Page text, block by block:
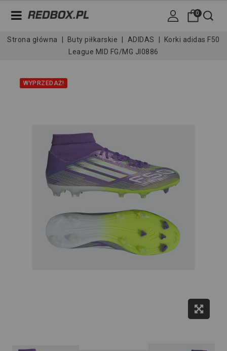
0
Strona główna Buty piłkarskie ADIDAS
Korki adidas F50
League MID FG/MG JI0886
WYPRZEDAŻ!